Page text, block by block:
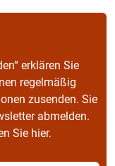
erklären Sie
regelmäßig
zusenden. Sie
abmelden.
Sie hier.